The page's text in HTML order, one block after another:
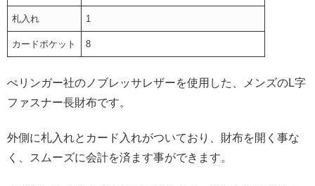
札入れ 1
カードポケット 8
ぺリンガー社のノブレッサレザーを使用した、メンズのL字
ファスナー長財布です。
外側に札入れとカード入れがついており、財布を開く事な
く、スムーズに会計を済ます事ができます。